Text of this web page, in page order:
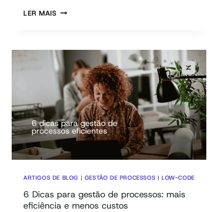
LER MAISTENDÊNCIAS
CODE
PARA
WORKFLOW
2026
ARTIGOS DE BLOG | GESTÃO DE PROCESSOS |LOW-CODE
6 Dicas para gestão de processos: mais
eficiência e menos custos